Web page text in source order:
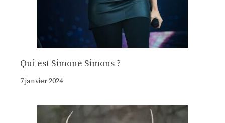
Qui est Simone Simons ?
7 janvier 2024